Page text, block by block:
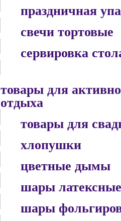
праздничная
свечи тортовые
сервировка
товары для
отдыха
товары для
хлопушки
цветные дымы
шары латексные
шары